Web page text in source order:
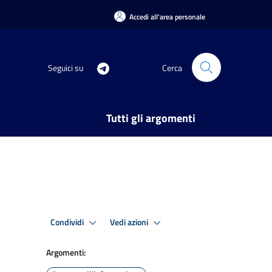
Accedi all'area personale
Seguici su Cerca
Tutti gli argomenti
Condividi Vedi azioni
Argomenti: